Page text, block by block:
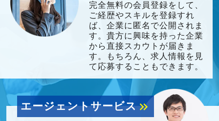
完全無料の会員登録をして、
ご経歴やスキルを登録すれ
ば、企業に匿名で公開されま
す。貴方に興味を持った企業
から直接スカウトが届きま
す。もちろん、求人情報を見
て応募することもできます。
エージェントサービスkeyboard_double_arrow_right